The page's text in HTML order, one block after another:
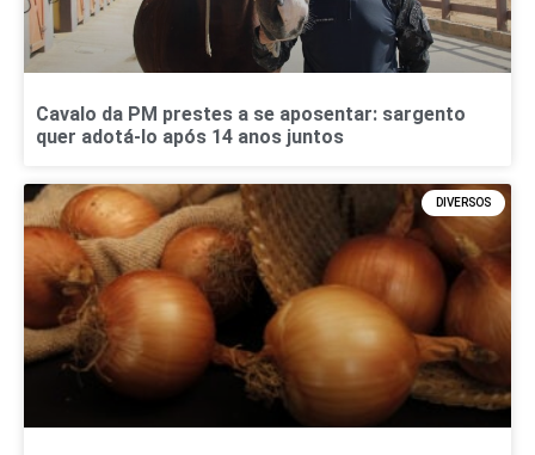
Cavalo da PM prestes a se aposentar: sargento
quer adotá-lo após 14 anos juntos
DIVERSOS